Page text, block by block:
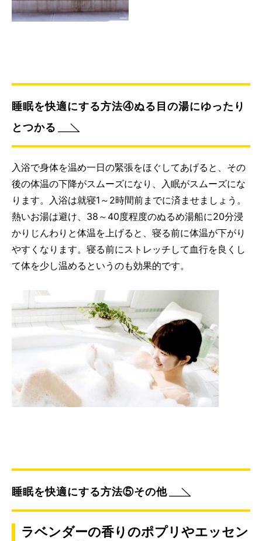
睡眠を快適にする方法④ぬる目の湯にゆったり
とつかる
入浴で身体を温め一日の緊張をほぐしてあげると、その
後の体温の下降がスムーズになり、入眠がスムーズにな
ります。入浴は就寝1～2時間前までに済ませましょう。
熱いお湯は避け、38～40度程度のぬるめ湯船に20分浸
かりじんわりと体温を上げると、寝る前に体温が下がり
やすくなります。寝る前にストレッチして血行を良くし
て体を少し温めるというのも効果的です。
睡眠を快適にする方法⑤その他
ラベンダーの香りのポプリやエッセン